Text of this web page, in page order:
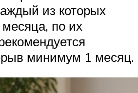
из которых
месяца, по их
минимум 1 месяц.